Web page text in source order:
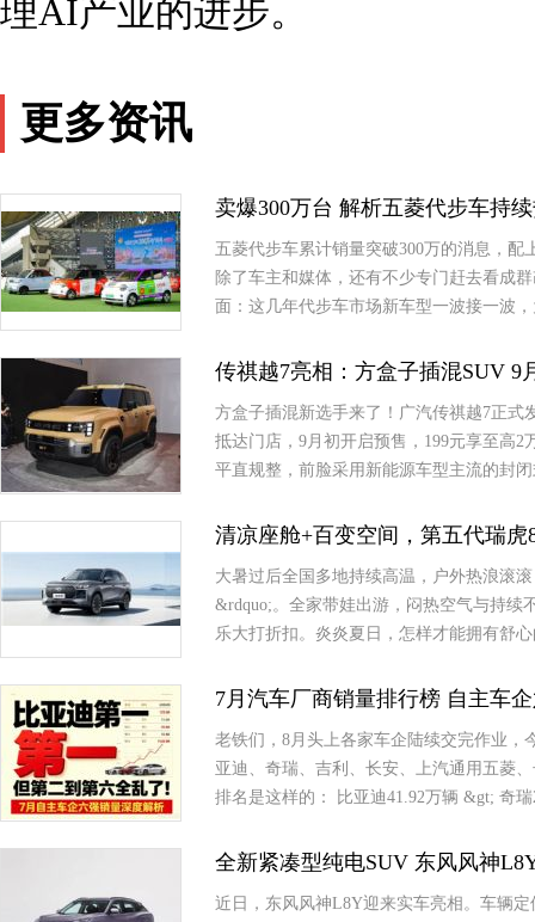
理AI产业的进步。
更多资讯
卖爆300万台 解析五菱代步车持
五菱代步车累计销量突破300万的消息，
除了车主和媒体，还有不少专门赶去看成
面：这几年代步车市场新车型一波接一波
传祺越7亮相：方盒子插混SUV 9
方盒子插混新选手来了！广汽传祺越7正式
抵达门店，9月初开启预售，199元享至高
平直规整，前脸采用新能源车型主流的封
清凉座舱+百变空间，第五代瑞
大暑过后全国多地持续高温，户外热浪滚
&rdquo;。全家带娃出游，闷热空气与持续
乐大打折扣。炎炎夏日，怎样才能拥有舒
7月汽车厂商销量排行榜 自主车
老铁们，8月头上各家车企陆续交完作业，
亚迪、奇瑞、吉利、长安、上汽通用五菱
排名是这样的： 比亚迪41.92万辆 &gt; 奇
全新紧凑型纯电SUV 东风风神
近日，东风风神L8Y迎来实车亮相。车辆